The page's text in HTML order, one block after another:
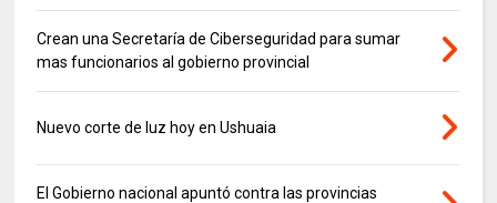
Crean una Secretaría de Ciberseguridad para sumar
mas funcionarios al gobierno provincial
Nuevo corte de luz hoy en Ushuaia
El Gobierno nacional apuntó contra las provincias